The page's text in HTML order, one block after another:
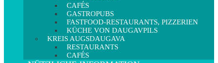
CAFÉS
GASTROPUBS
FASTFOOD-RESTAURANTS, PIZZERIEN
KÜCHE VON DAUGAVPILS
KREIS AUGSDAUGAVA
RESTAURANTS
CAFÉS